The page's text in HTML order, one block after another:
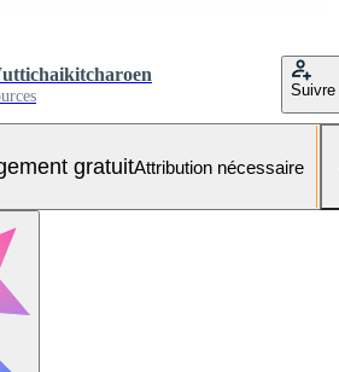
Suivre
gratuitAttribution nécessaire